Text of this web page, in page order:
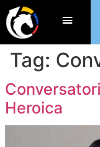
Tag:
Heroica